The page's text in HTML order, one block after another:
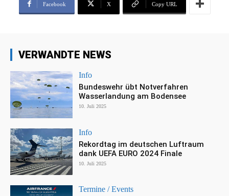
Facebook X Copy URL
VERWANDTE NEWS
Info
Bundeswehr übt Notverfahren
Wasserlandung am Bodensee
10. Juli 2025
Info
Rekordtag im deutschen Luftraum
dank UEFA EURO 2024 Finale
10. Juli 2025
Termine / Events